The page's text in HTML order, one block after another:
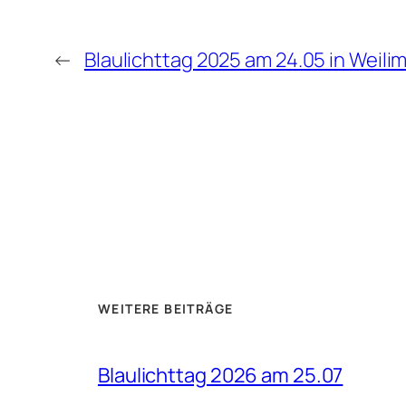
← Blaulichttag 2025 am 24.05 in
WEITERE BEITRÄGE
Blaulichttag 2026 am 25.07